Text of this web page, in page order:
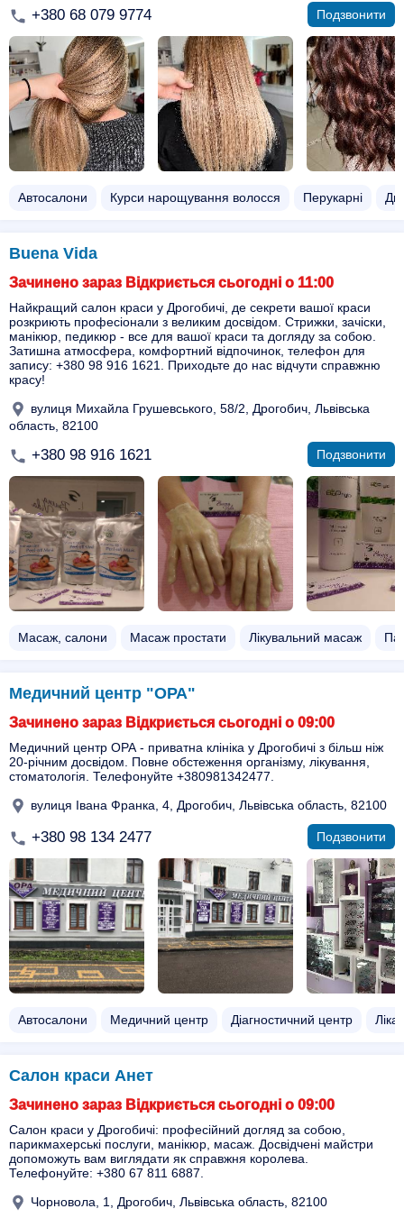
+380 68 079 9774 Подзвонити
Автосалони Курси нарощування волосся Перукарні
Buena Vida
Зачинено зараз Відкриється сьогодні о 11:00
Найкращий салон краси у Дрогобичі, де секрети вашої краси
розкриють професіонали з великим досвідом. Стрижки, зачіски,
манікюр, педикюр - все для вашої краси та догляду за собою.
Затишна атмосфера, комфортний відпочинок, телефон для
запису: +380 98 916 1621. Приходьте до нас відчути справжню
красу!
вулиця Михайла Грушевського, 58/2, Дрогобич, Львівська
область, 82100
+380 98 916 1621 Подзвонити
Масаж, салони Масаж простати Лікувальний масаж
Медичний центр "ОРА"
Зачинено зараз Відкриється сьогодні о 09:00
Медичний центр ОРА - приватна клініка у Дрогобичі з більш ніж
20-річним досвідом. Повне обстеження організму, лікування,
стоматологія. Телефонуйте +380981342477.
вулиця Івана Франка, 4, Дрогобич, Львівська область, 82100
+380 98 134 2477 Подзвонити
Автосалони Медичний центр Діагностичний центр
Салон краси Анет
Зачинено зараз Відкриється сьогодні о 09:00
Салон краси у Дрогобичі: професійний догляд за собою,
парикмахерські послуги, манікюр, масаж. Досвідчені майстри
допоможуть вам виглядати як справжня королева.
Телефонуйте: +380 67 811 6887.
Чорновола, 1, Дрогобич, Львівська область, 82100